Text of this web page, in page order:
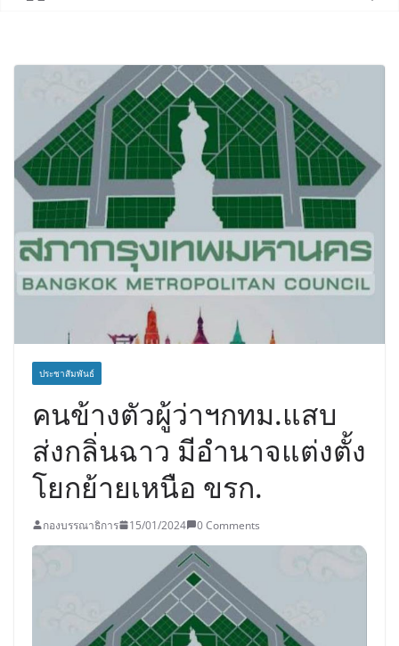
Connectivity ดึงนักท่องเที่ยวคุณภาพ
จากอินโดนีเซีย เริ่มเที่ยวแรกบินแรก 6
สิงหาคมนี้
ประชาสัมพันธ์
คนข้างตัวผู้ว่าฯกทม.แสบ
ส่งกลิ่นฉาว มีอำนาจแต่งตั้ง
โยกย้ายเหนือ ขรก.
กองบรรณาธิการ 15/01/2024 0 Comments